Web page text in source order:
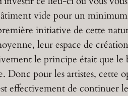
vide pour un
initiative de cette
leur espace de
le principe était que le
Donc pour les artistes, cette
effectivement de continuer